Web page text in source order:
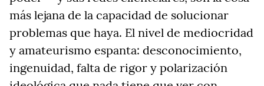
más lejana de la capacidad de solucionar
problemas que haya. El nivel de mediocridad
y amateurismo espanta: desconocimiento,
ingenuidad, falta de rigor y polarización